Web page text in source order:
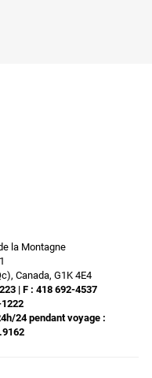
la Montagne
Canada, G1K 4E4
| F : 418 692-4537
24 pendant voyage :